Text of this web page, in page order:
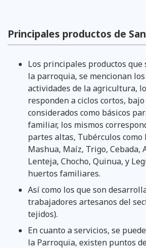
Principales productos de
Los principales productos
la parroquia, se mencionan
actividades de la agricultura,
responden a ciclos cortos,
considerados como básicos
familiar, los mismos
partes altas, Tubérculos como
Mashua, Maíz, Trigo, Cebada,
Lenteja, Chocho, Quinua, y
huertos familiares.
Así como los que son
trabajadores artesanos del
tejidos).
En cuanto a servicios, se
la Parroquia, existen puntos